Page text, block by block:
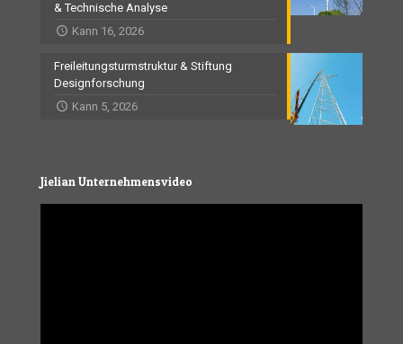
& Technische Analyse
Kann 16, 2026
Freileitungsturmstruktur & Stiftung
Designforschung
Kann 5, 2026
Jielian Unternehmensvideo